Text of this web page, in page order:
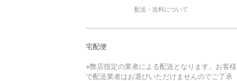
配送・送料について
宅配便
※弊店指定の業者による配送となります。お客様
で配送業者はお選びいただけませんのでご了承